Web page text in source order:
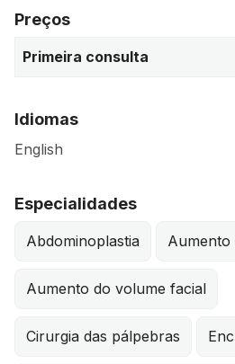
Preços
Primeira consulta
Idiomas
English
Especialidades
Abdominoplastia Aumento
Aumento do volume facial
Cirurgia das pálpebras